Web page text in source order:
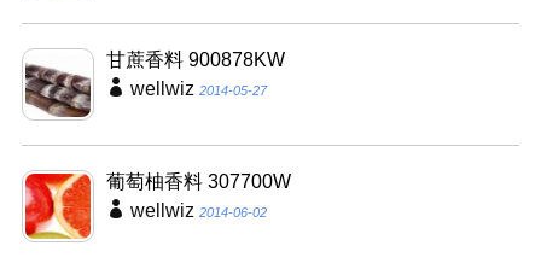
甘蔗香料 900878KW
wellwiz 2014-05-27
葡萄柚香料 307700W
wellwiz 2014-06-02